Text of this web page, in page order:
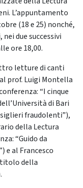
L’appuntamento
(18 e 25) nonché,
due successivi
ore 18,00.
letture di canti
prof. Luigi Montella
“I cinque
di Bari
fraudolenti”),
della Lectura
“Guido da
e al Francesco
della